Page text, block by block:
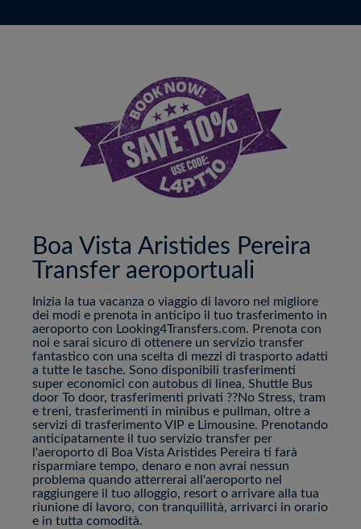
Boa Vista Aristides Pereira
Transfer aeroportuali
Inizia la tua vacanza o viaggio di lavoro nel migliore
dei modi e prenota in anticipo il tuo trasferimento in
aeroporto con Looking4Transfers.com. Prenota con
noi e sarai sicuro di ottenere un servizio transfer
fantastico con una scelta di mezzi di trasporto adatti
a tutte le tasche. Sono disponibili trasferimenti
super economici con autobus di linea, Shuttle Bus
door To door, trasferimenti privati ??No Stress, tram
e treni, trasferimenti in minibus e pullman, oltre a
servizi di trasferimento VIP e Limousine. Prenotando
anticipatamente il tuo servizio transfer per
l'aeroporto di Boa Vista Aristides Pereira ti farà
risparmiare tempo, denaro e non avrai nessun
problema quando atterrerai all'aeroporto nel
raggiungere il tuo alloggio, resort o arrivare alla tua
riunione di lavoro, con tranquillità, arrivarci in orario
e in tutta comodità.